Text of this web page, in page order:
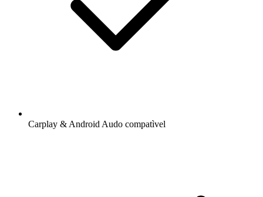
Carplay & Android Audo compatìvel